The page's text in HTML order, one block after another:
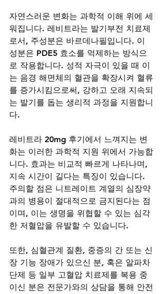
자연스러운 변화는 과학적 이해 위에 세
워집니다. 레비트라는 발기부전 치료제
로서, 주성분은 바르데나필입니다. 이
성분은 PDE5 효소를 억제하는 방식으
로 작용합니다. 성적 자극이 있을 때 이
는 음경 해면체의 혈관을 확장시켜 혈류
를 증가시킴으로써, 강하고 오래 지속되
는 발기를 돕는 생리적 과정을 지원합니
다.
레비트라 20mg 후기에서 느껴지는 변
화는 이러한 과학적 지원 위에서 가능합
니다. 효과는 비교적 빠르게 나타나며,
지속 시간이 길다는 특징이 있습니다.
주의할 점은 니트레이트 계열의 심장약
과의 병용이 절대적으로 금지된다는 점
이며, 이는 생명을 위협할 수 있는 심각
한 저혈압을 유발할 수 있습니다.
또한, 심혈관계 질환, 중증의 간 또는 신
장 기능 장애가 있으신 분, 혹은 알파차
단제 등 일부 고혈압 치료제를 복용 중
이신 분은 전문가와의 상담을 통해 안전